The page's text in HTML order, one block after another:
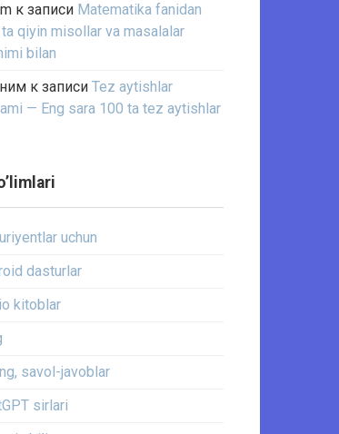
к записи Matematika fanidan
qiyin misollar va masalalar
bilan
к записи Tez aytishlar
— Eng sara 100 ta tez aytishlar
uchun
dasturlar
kitoblar
savol-javoblar
sirlari